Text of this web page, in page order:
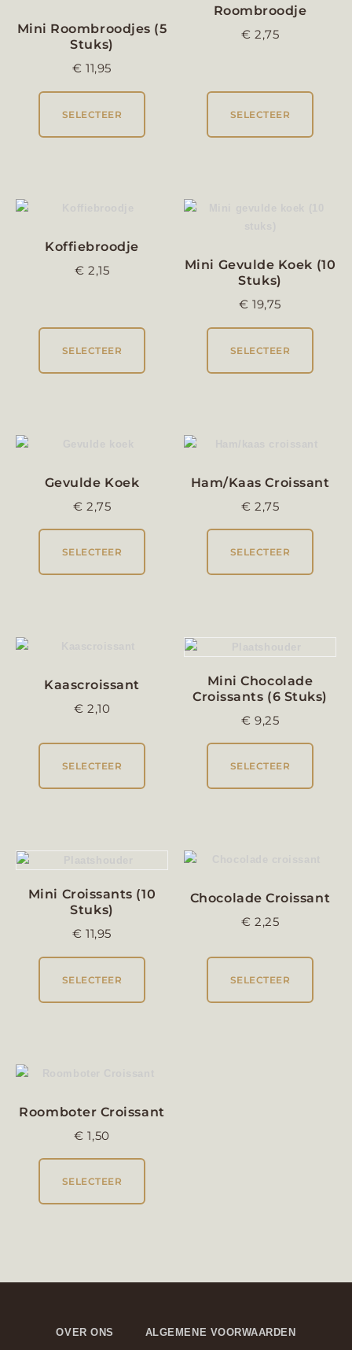
Mini Roombroodjes (5
Stuks)
€ 11,95
SELECTEER
Roombroodje
€ 2,75
SELECTEER
Koffiebroodje
€ 2,15
SELECTEER
Mini Gevulde Koek (10
Stuks)
€ 19,75
SELECTEER
Gevulde Koek
€ 2,75
SELECTEER
Ham/kaas Croissant
€ 2,75
SELECTEER
Kaascroissant
€ 2,10
SELECTEER
Mini Chocolade
Croissants (6 Stuks)
€ 9,25
SELECTEER
Mini Croissants (10
Stuks)
€ 11,95
SELECTEER
Chocolade Croissant
€ 2,25
SELECTEER
Roomboter Croissant
€ 1,50
SELECTEER
OVER ONS ALGEMENE VOORWAARDEN